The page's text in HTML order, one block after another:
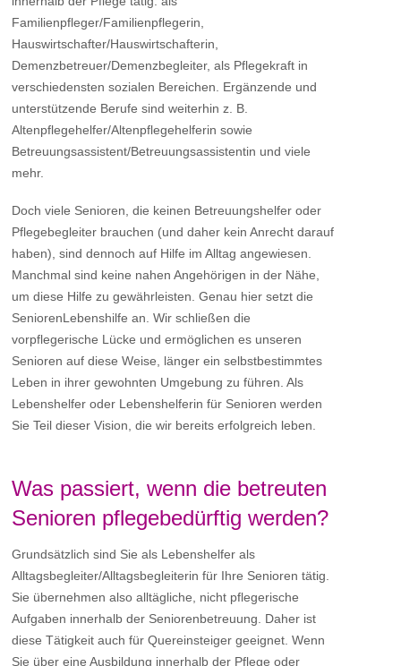
Familienpfleger/Familienpflegerin,
Hauswirtschafter/Hauswirtschafterin,
Demenzbetreuer/Demenzbegleiter, als Pflegekraft in
verschiedensten sozialen Bereichen. Ergänzende und
unterstützende Berufe sind weiterhin z. B.
Altenpflegehelfer/Altenpflegehelferin sowie
Betreuungsassistent/Betreuungsassistentin und viele
mehr.
Doch viele Senioren, die keinen Betreuungshelfer oder
Pflegebegleiter brauchen (und daher kein Anrecht darauf
haben), sind dennoch auf Hilfe im Alltag angewiesen.
Manchmal sind keine nahen Angehörigen in der Nähe,
um diese Hilfe zu gewährleisten. Genau hier setzt die
SeniorenLebenshilfe an. Wir schließen die
vorpflegerische Lücke und ermöglichen es unseren
Senioren auf diese Weise, länger ein selbstbestimmtes
Leben in ihrer gewohnten Umgebung zu führen. Als
Lebenshelfer oder Lebenshelferin für Senioren werden
Sie Teil dieser Vision, die wir bereits erfolgreich leben.
Was passiert, wenn die betreuten
Senioren pflegebedürftig werden?
Grundsätzlich sind Sie als Lebenshelfer als
Alltagsbegleiter/Alltagsbegleiterin für Ihre Senioren tätig.
Sie übernehmen also alltägliche, nicht pflegerische
Aufgaben innerhalb der Seniorenbetreuung. Daher ist
diese Tätigkeit auch für Quereinsteiger geeignet. Wenn
Sie über eine Ausbildung innerhalb der Pflege oder